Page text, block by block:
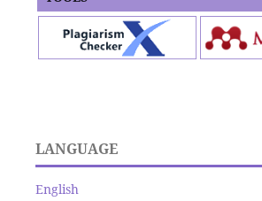
LANGUAGE
English